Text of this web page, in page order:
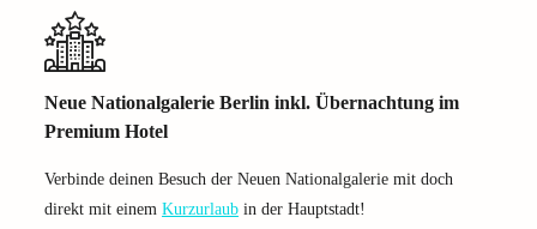
Neue Nationalgalerie Berlin inkl. Übernachtung im
Premium Hotel
Verbinde deinen Besuch der Neuen Nationalgalerie mit doch
direkt mit einem Kurzurlaub in der Hauptstadt!